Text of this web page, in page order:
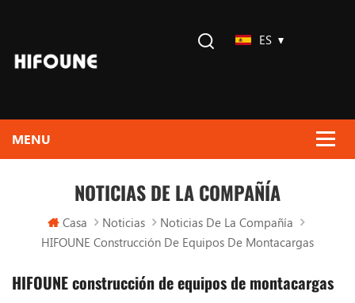
ES
NOTICIAS DE LA COMPAÑÍA
Casa Noticias
Noticias De La Compañía
HIFOUNE Construcción De Equipos De Montacargas
HIFOUNE construcción de equipos de montacargas